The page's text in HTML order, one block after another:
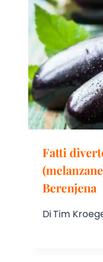
Fatti
Berenjena
DiTim